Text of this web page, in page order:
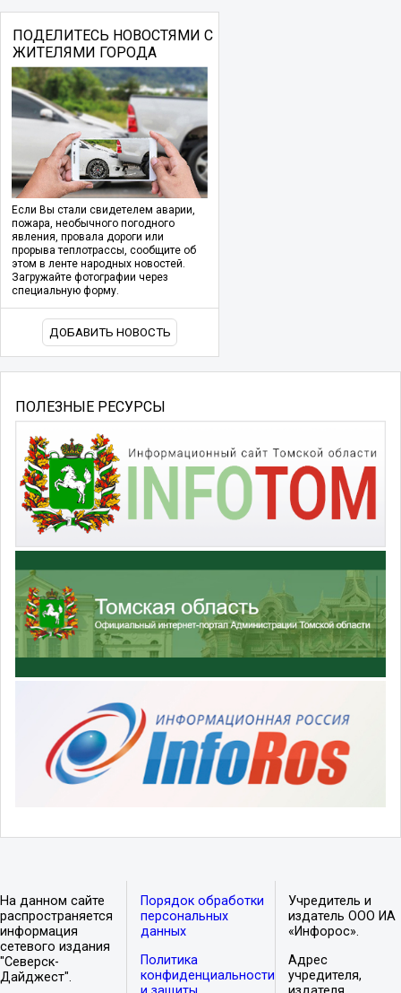
ПОДЕЛИТЕСЬ НОВОСТЯМИ С
ЖИТЕЛЯМИ ГОРОДА
Если Вы стали свидетелем аварии,
пожара, необычного погодного
явления, провала дороги или
прорыва теплотрассы, сообщите об
этом в ленте народных новостей.
Загружайте фотографии через
специальную форму.
ДОБАВИТЬ НОВОСТЬ
ПОЛЕЗНЫЕ РЕСУРСЫ
На данном сайте
распространяется
информация
сетевого издания
"Северск-
Дайджест".
Порядок обработки
персональных
данных
Политика
конфиденциальности
Учредитель и
издатель ООО ИА
«Инфорос».
Адрес
учредителя,